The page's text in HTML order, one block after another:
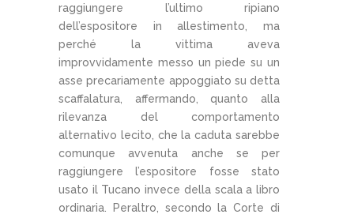
raggiungere l’ultimo ripiano
dell’espositore in allestimento, ma
perché la vittima aveva
improvvidamente messo un piede su un
asse precariamente appoggiato su detta
scaffalatura, affermando, quanto alla
rilevanza del comportamento
alternativo lecito, che la caduta sarebbe
comunque avvenuta anche se per
raggiungere l’espositore fosse stato
usato il Tucano invece della scala a libro
ordinaria. Peraltro, secondo la Corte di